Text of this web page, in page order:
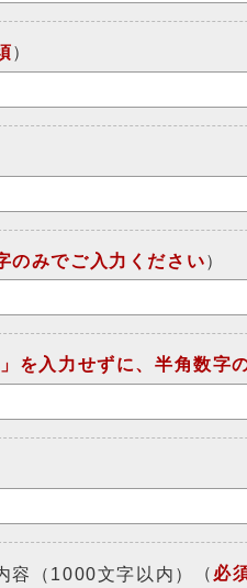
）
のみでご入力ください）
」を入力せずに、半角数字
容（1000文字以内） （ 必